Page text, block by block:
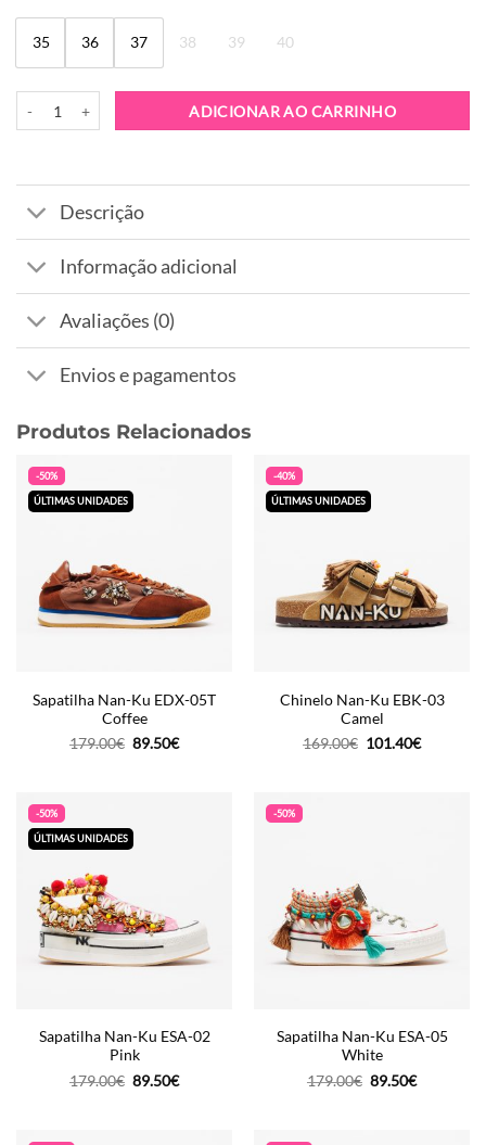
35 36 37 38 39 40
ADICIONAR AO CARRINHO
Descrição
Informação adicional
Avaliações (0)
Envios e pagamentos
Produtos Relacionados
-50%
ÚLTIMAS UNIDADES
Sapatilha Nan-Ku EDX-05T
Coffee
179.00€ O
89.50€O
-40%
ÚLTIMAS UNIDADES
Chinelo Nan-Ku EBK-03
Camel
169.00€ O
101.40€O
-50%
ÚLTIMAS UNIDADES
Sapatilha Nan-Ku ESA-02
Pink
179.00€ O
89.50€O
-50%
Sapatilha Nan-Ku ESA-05
White
179.00€ O
89.50€O